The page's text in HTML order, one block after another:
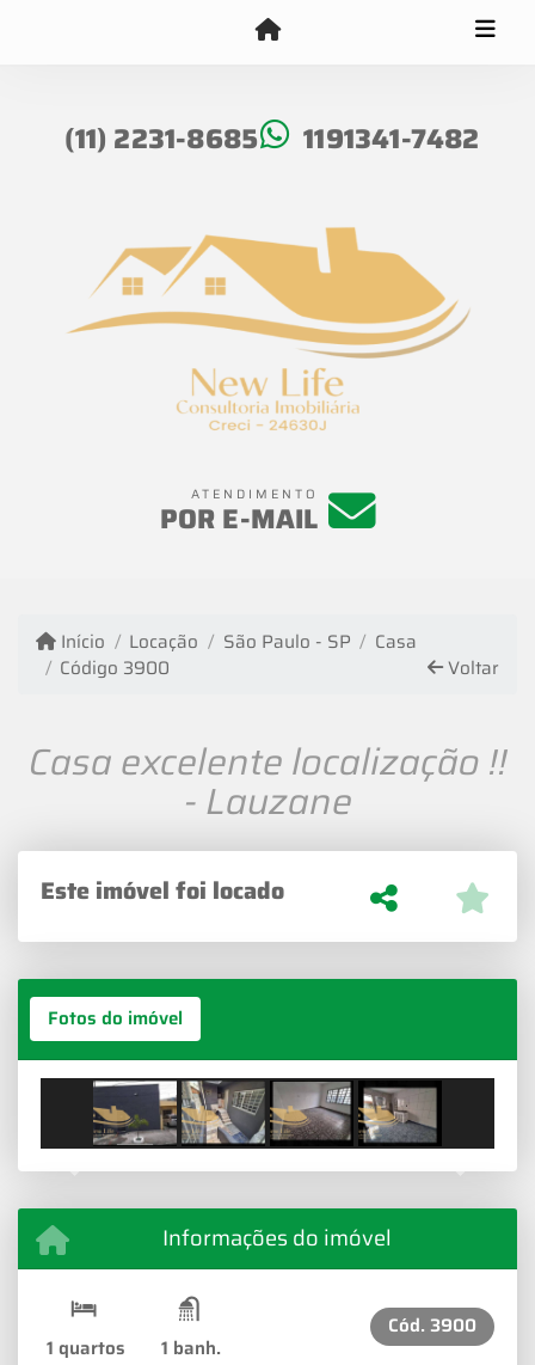
(11) 2231-8685 1191341-7482
ATENDIMENTO
POR E-MAIL
Início Locação São Paulo - SP
Casa
Código 3900
Voltar
Casa excelente localização !!
- Lauzane
Este imóvel foi locado
Fotos do imóvel
Previous Next
Informações do imóvel
1 quartos 1 banh.
Cód. 3900